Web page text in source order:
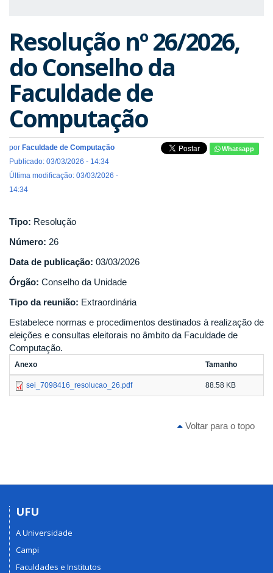
Resolução nº 26/2026,
do Conselho da
Faculdade de
Computação
por Faculdade de Computação
Publicado: 03/03/2026 - 14:34
Última modificação: 03/03/2026 -
14:34
Whatsapp
Tipo: Resolução
Número: 26
Data de publicação: 03/03/2026
Órgão: Conselho da Unidade
Tipo da reunião: Extraordinária
Estabelece normas e procedimentos destinados à realização de
eleições e consultas eleitorais no âmbito da Faculdade de
Computação.
Anexo Tamanho
sei_7098416_resolucao_26.pdf 88.58 KB
Voltar para o topo
UFU
A Universidade
Campi
Faculdades e Institutos